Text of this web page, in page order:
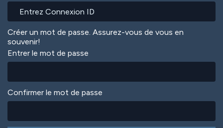
Créer un mot de passe. Assurez-vous de vous en
souvenir!
Entrer le mot de passe
Confirmer le mot de passe